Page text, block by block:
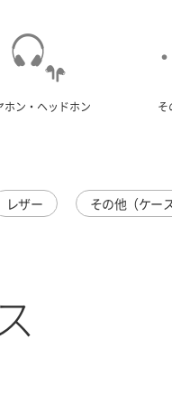
ホン・ヘッドホン そ
レザー その他（ケース